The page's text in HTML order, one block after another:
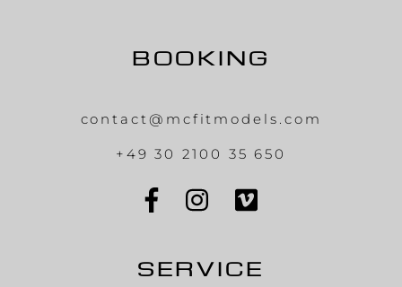
BOOKING
contact@mcfitmodels.com
+49 30 2100 35 650
SERVICE